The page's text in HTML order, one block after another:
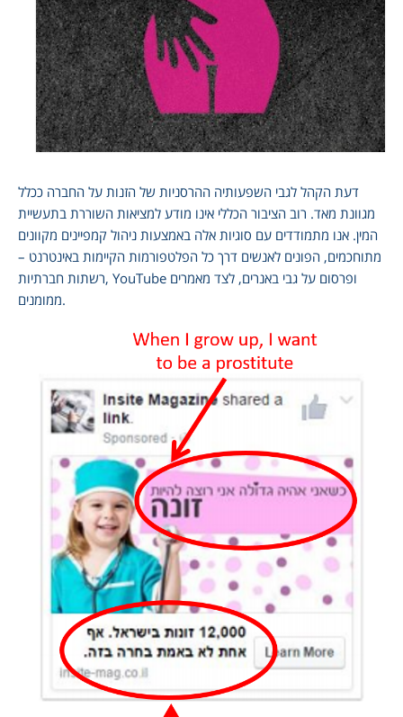
‏דעת הקהל לגבי השפעותיה ההרסניות של הזנות על החברה ככלל
מגוונת מאד. רוב הציבור הכללי אינו מודע למציאות השוררת בתעשיית
המין. אנו מתמודדים עם סוגיות אלה באמצעות ניהול קמפיינים מקוונים
מתוחכמים, הפונים לאנשים דרך כל הפלטפורמות הקיימות באינטרנט –
רשתות חברתיות, YouTube ופרסום על גבי באנרים, לצד מאמרים
ממומנים.